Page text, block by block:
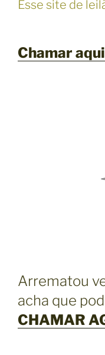
Esse site de
Chamar
Arrematou
acha que
CHAMAR